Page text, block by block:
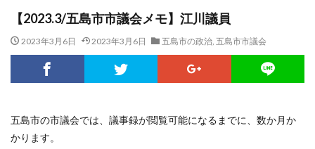
【2023.3/五島市市議会メモ】江川議員
2023年3月6日 2023年3月6日 五島市の政治, 五島市市議会
五島市の市議会では、議事録が閲覧可能になるまでに、数か月か
かります。